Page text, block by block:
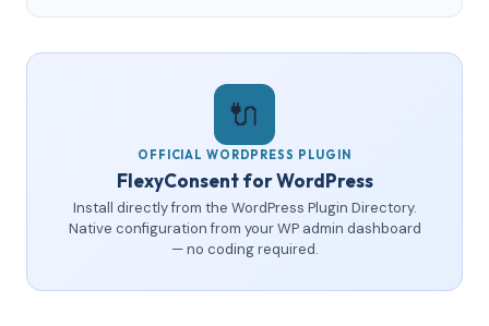
🔌
OFFICIAL WORDPRESS PLUGIN
FlexyConsent for WordPress
Install directly from the WordPress Plugin Directory.
Native configuration from your WP admin dashboard
— no coding required.